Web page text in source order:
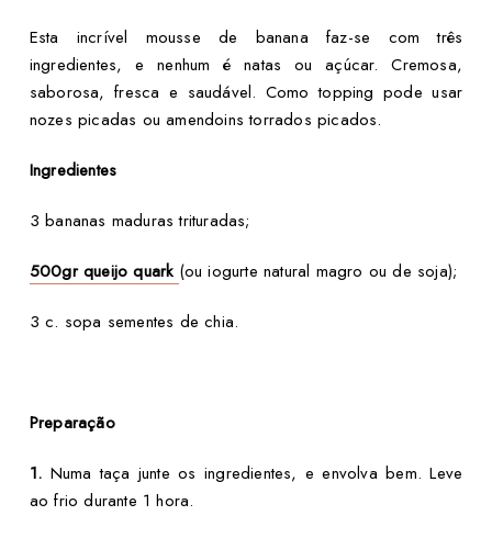
Esta incrível mousse de banana faz-se com três
ingredientes, e nenhum é natas ou açúcar. Cremosa,
saborosa, fresca e saudável. Como topping pode usar
nozes picadas ou amendoins torrados picados.
Ingredientes
3 bananas maduras trituradas;
500gr queijo quark (ou iogurte natural magro ou de soja);
3 c. sopa sementes de chia.
Preparação
1. Numa taça junte os ingredientes, e envolva bem. Leve
ao frio durante 1 hora.